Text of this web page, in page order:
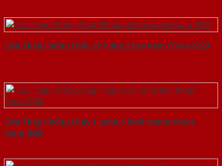
Cửa Thép Chống Cháy 2P dung 2 tay nam Cửa-a-SGD
Cửa Thép Chống Cháy 1 canh o kinh thanh thoat
hiem-SGD